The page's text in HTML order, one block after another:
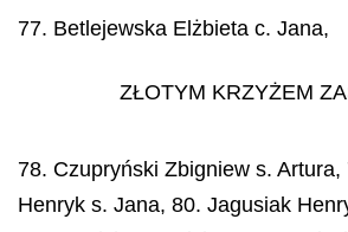
77. Betlejewska Elżbieta c. Jana,
ZŁOTYM KRZYŻEM
78. Czupryński Zbigniew s. Artura,
Henryk s. Jana, 80. Jagusiak